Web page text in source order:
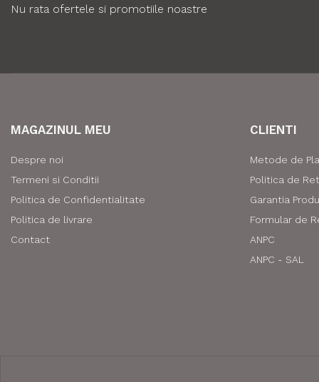
Nu rata ofertele si promotiile noastre
MAGAZINUL MEU
Despre noi
Termeni si Conditii
Politica de Confidentialitate
Politica de livrare
Contact
CLIENTI
Metode de
Politica de
Garantia
Formular de
ANPC
ANPC - SAL